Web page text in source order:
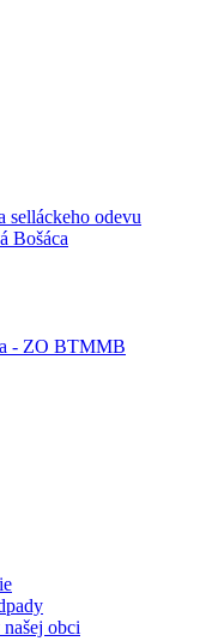
selláckeho odevu
Bošáca
- ZO BTMMB
obci